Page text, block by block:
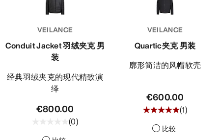
VEILANCE
Conduit Jacket 羽绒夹克 男
装
经典羽绒夹克的现代精致演
绎
€800.00
(0)
VEILANCE
Quartic夹克 男装
廓形简洁的风帽软壳
€600.00
(1)
比较